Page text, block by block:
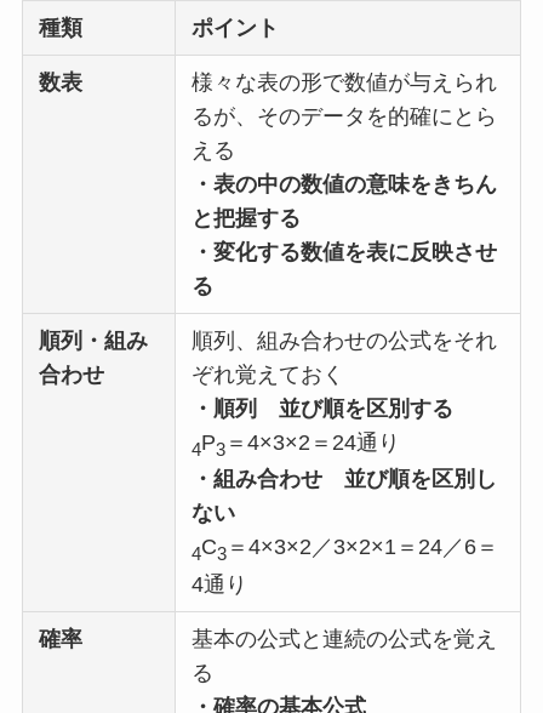
種類 ポイント
数表
様々な表の形で数値が与えられ
るが、そのデータを的確にとら
える
・表の中の数値の意味をきちん
と把握する
・変化する数値を表に反映させ
る
順列・組み
合わせ
順列、組み合わせの公式をそれ
ぞれ覚えておく
・順列
並び順を区別する
4P3 ＝4×3×2＝24通り
・組み合わせ
並び順を区別し
ない
4C3 ＝4×3×2／3×2×1＝24／6＝
4通り
確率
基本の公式と連続の公式を覚え
る
・確率の基本公式